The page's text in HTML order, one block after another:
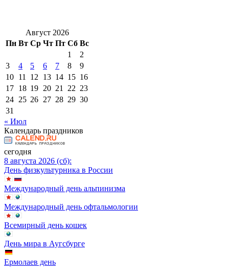
Август 2026
Пн Вт Ср Чт Пт Сб Вс
1
2
3
4 5 6 7 8
9
10 11 12 13 14 15 16
17 18 19 20 21 22 23
24 25 26 27 28 29 30
31
« Июл
Календарь праздников
сегодня
8 августа 2026 (сб):
День физкультурника в России
Международный день альпинизма
Международный день офтальмологии
Всемирный день кошек
День мира в Аугсбурге
Ермолаев день